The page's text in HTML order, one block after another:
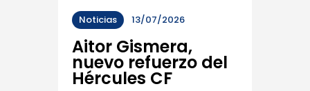
Noticias 13/07/2026
Aitor Gismera,
nuevo refuerzo del
Hércules CF